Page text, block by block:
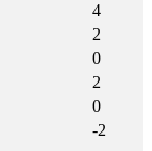
4
2
0
2
0
-2